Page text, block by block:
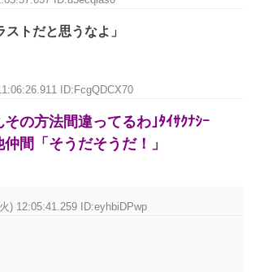
トだと思うなよ」
ID:FcgQDCX70
の方法間違ってるわ｣ﾀｲｻｸﾅｼｰ
間「そうだそうだ！」
) 12:05:41.259 ID:eyhbiDPwp